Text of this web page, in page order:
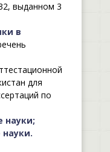
выданном 3
в
для
по
науки;
науки.